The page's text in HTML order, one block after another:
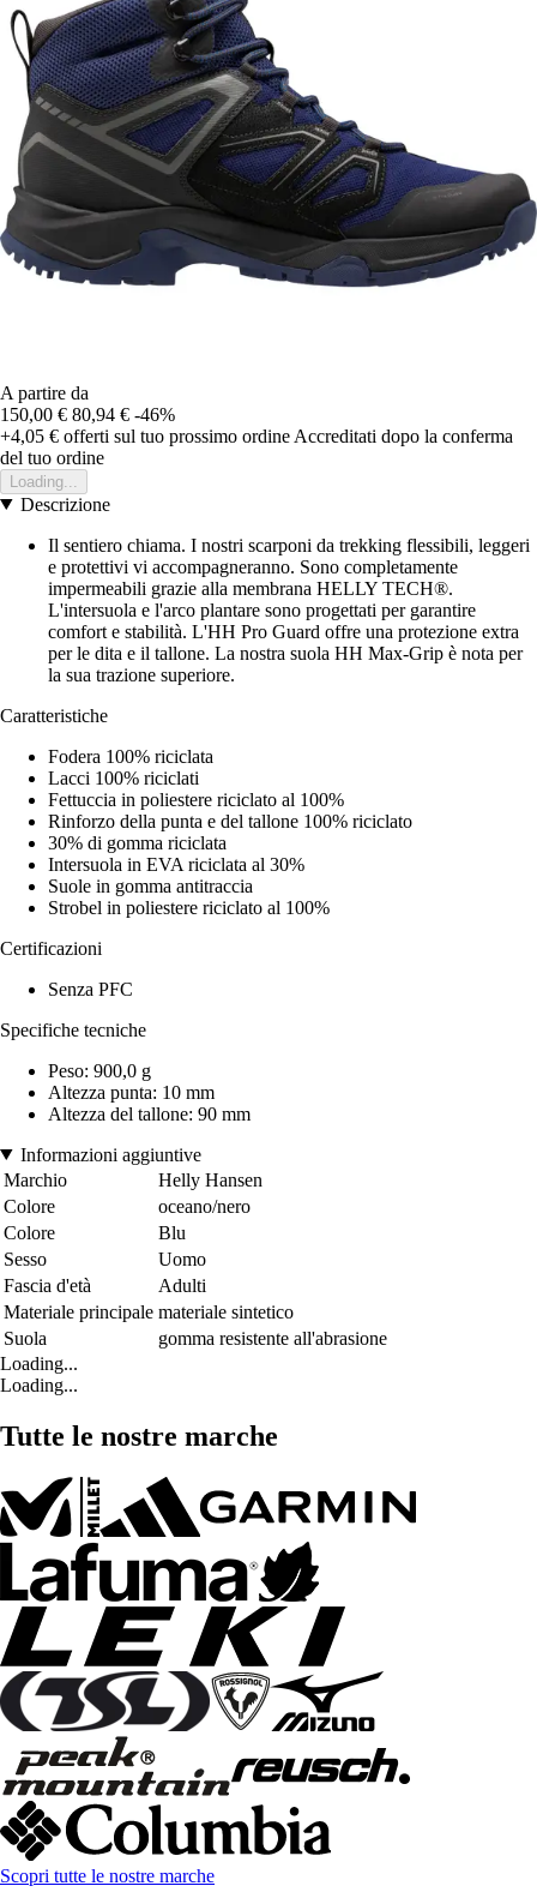
A partire da
150,00 € 80,94 € -46%
+4,05 € offerti sul tuo prossimo ordine Accreditati dopo la conferma
del tuo ordine
Loading...
Descrizione
Il sentiero chiama. I nostri scarponi da trekking flessibili, leggeri
e protettivi vi accompagneranno. Sono completamente
impermeabili grazie alla membrana HELLY TECH®.
L'intersuola e l'arco plantare sono progettati per garantire
comfort e stabilità. L'HH Pro Guard offre una protezione extra
per le dita e il tallone. La nostra suola HH Max-Grip è nota per
la sua trazione superiore.
Caratteristiche
Fodera 100% riciclata
Lacci 100% riciclati
Fettuccia in poliestere riciclato al 100%
Rinforzo della punta e del tallone 100% riciclato
30% di gomma riciclata
Intersuola in EVA riciclata al 30%
Suole in gomma antitraccia
Strobel in poliestere riciclato al 100%
Certificazioni
Senza PFC
Specifiche tecniche
Peso: 900,0 g
Altezza punta: 10 mm
Altezza del tallone: 90 mm
Informazioni aggiuntive
Marchio
Helly Hansen
Colore
oceano/nero
Colore
Blu
Sesso
Uomo
Fascia d'età
Adulti
Materiale principale materiale sintetico
Suola
gomma resistente all'abrasione
Loading...
Loading...
Tutte le nostre marche
Scopri tutte le nostre marche